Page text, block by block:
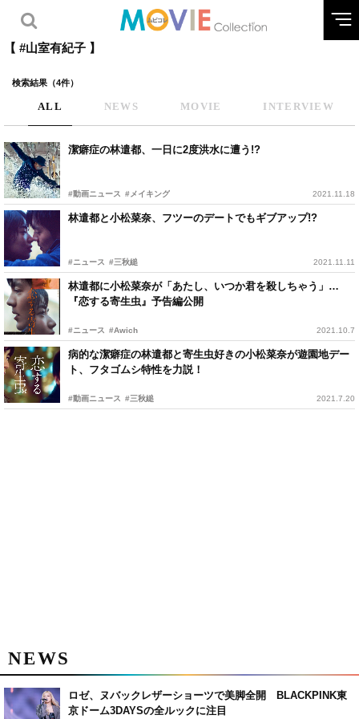
【 #山室有紀子 】
検索結果（4件）
ALL NEWS MOVIE INTERVIEW
潔癖症の林遣都、一日に2度洪水に遭う!?
#動画ニュース #メイキング 2021.11.18
林遣都と小松菜奈、フツーのデートでもギブアップ!?
#ニュース #三秋縋 2021.11.11
林遣都に小松菜奈が「あたし、いつか君を殺しちゃう」…
『恋する寄生虫』予告編公開
#ニュース #Awich 2021.10.7
病的な潔癖症の林遣都と寄生虫好きの小松菜奈が遊園地デー
ト、フタゴムシ特性を力説！
#動画ニュース #三秋縋 2021.7.20
NEWS
ロゼ、ヌバックレザーショーツで美脚全開 BLACKPINK東
京ドーム3DAYSの全ルックに注目